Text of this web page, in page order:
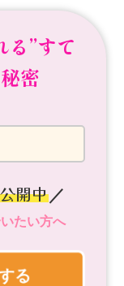
る”すて
密
開中／
たい方へ
る